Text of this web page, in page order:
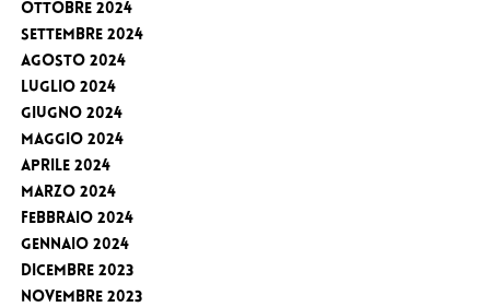
Ottobre 2024
Settembre 2024
Agosto 2024
Luglio 2024
Giugno 2024
Maggio 2024
Aprile 2024
Marzo 2024
Febbraio 2024
Gennaio 2024
Dicembre 2023
Novembre 2023